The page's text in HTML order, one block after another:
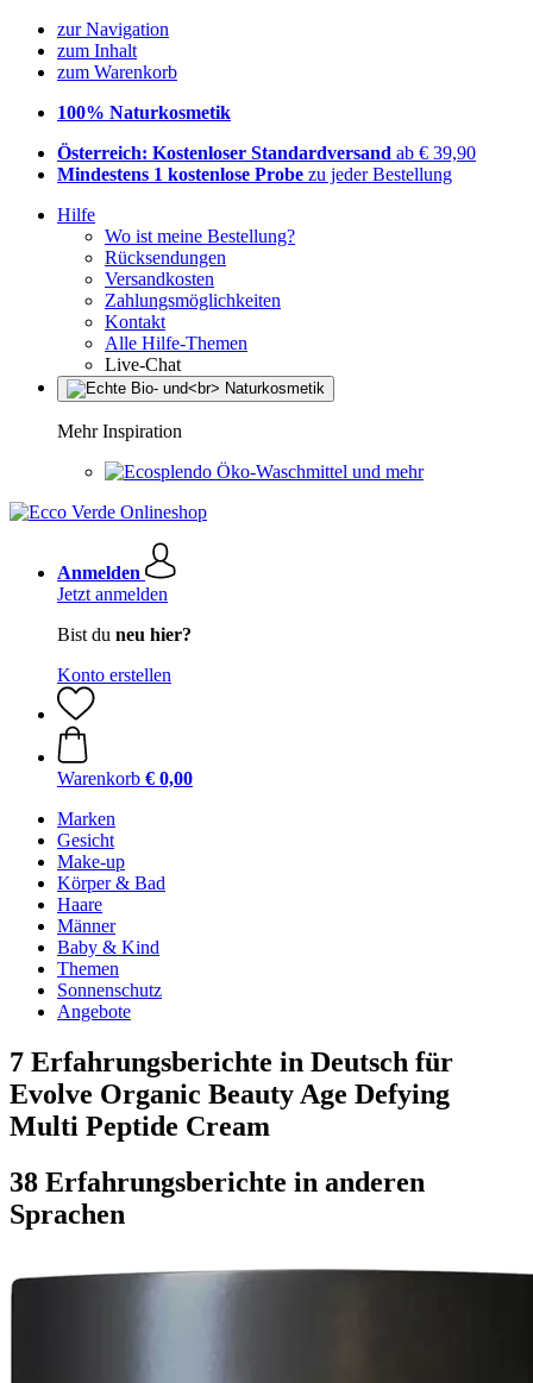
zur Navigation
zum Inhalt
zum Warenkorb
100% Naturkosmetik
Österreich: Kostenloser Standardversand ab € 39,90
Mindestens 1 kostenlose Probe zu jeder Bestellung
Hilfe
Wo ist meine Bestellung?
Rücksendungen
Versandkosten
Zahlungsmöglichkeiten
Kontakt
Alle Hilfe-Themen
Live-Chat
Mehr Inspiration
Öko-Waschmittel und mehr
Anmelden
Jetzt anmelden
Bist du neu hier?
Konto erstellen
Warenkorb € 0,00
Marken
Gesicht
Make-up
Körper & Bad
Haare
Männer
Baby & Kind
Themen
Sonnenschutz
Angebote
7 Erfahrungsberichte in Deutsch für
Evolve Organic Beauty Age Defying
Multi Peptide Cream
38 Erfahrungsberichte in anderen
Sprachen